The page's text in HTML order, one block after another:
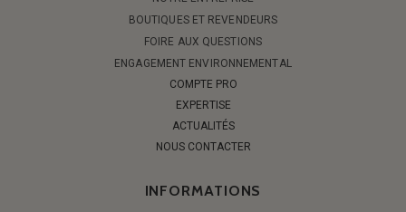
BOUTIQUES ET REVENDEURS
FOIRE AUX QUESTIONS
ENGAGEMENT ENVIRONNEMENTAL
COMPTE PRO
EXPERTISE
ACTUALITÉS
NOUS CONTACTER
INFORMATIONS